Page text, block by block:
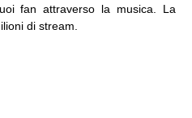
fan attraverso la musica. La
di stream.